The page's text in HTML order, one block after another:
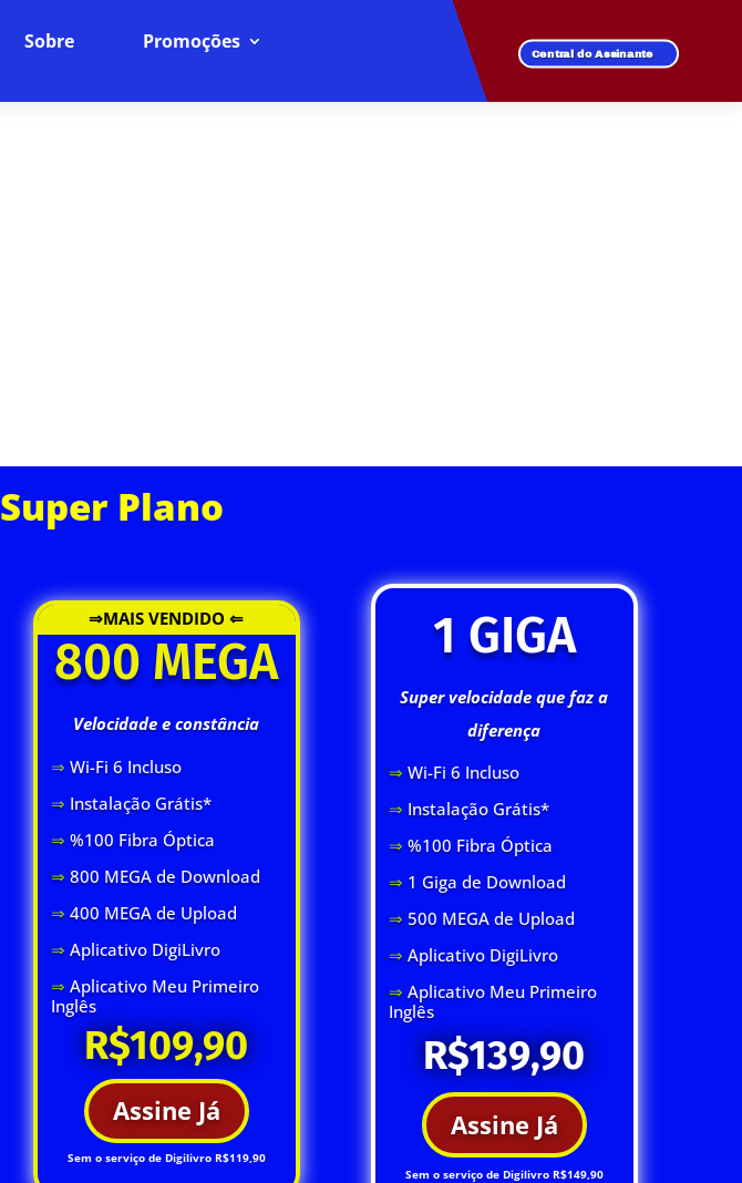
Sobre Promoções Central do Assinante
Super Plano
⇒MAIS VENDIDO ⇐
800 MEGA
Velocidade e constância
⇒ Wi-Fi 6 Incluso
⇒ Instalação Grátis*
⇒ %100 Fibra Óptica
⇒ 800 MEGA de Download
⇒ 400 MEGA de Upload
⇒ Aplicativo DigiLivro
⇒ Aplicativo Meu Primeiro
Inglês
R$109,90
Assine Já
Sem o serviço de Digilivro R$119,90
1 GIGA
Super velocidade que faz a
diferença
⇒ Wi-Fi 6 Incluso
⇒ Instalação Grátis*
⇒ %100 Fibra Óptica
⇒ 1 Giga de Download
⇒ 500 MEGA de Upload
⇒ Aplicativo DigiLivro
⇒ Aplicativo Meu Primeiro
Inglês
R$139,90
Assine Já
Sem o serviço de Digilivro R$149,90